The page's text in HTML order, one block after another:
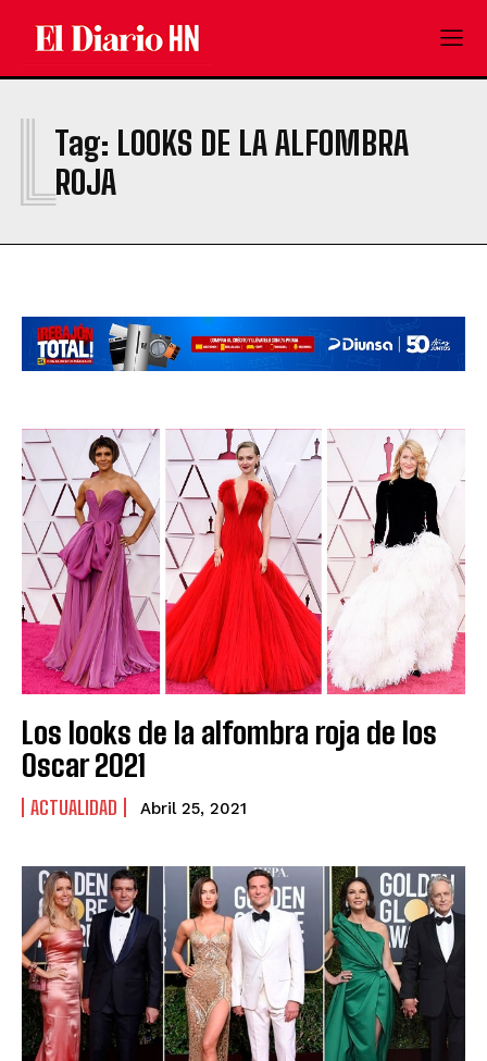
Tag: LOOKS DE LA ALFOMBRA
ROJA
L
Los looks de la alfombra roja de los
Oscar 2021
ACTUALIDAD Abril 25, 2021